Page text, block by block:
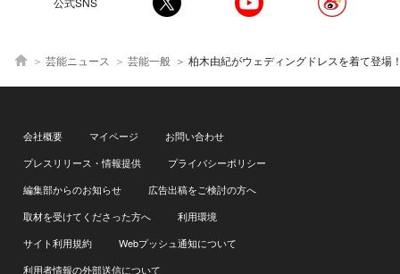
芸能ニュース 芸能一般 柏木由紀がウェディングドレスを着て登場！ 「私はできないな(笑)」と結
会社概要 マイページ
お問い合わせ
プレスリリース・情報提供
プライバシーポリシー
編集部からのお知らせ
広告出稿をご検討の方へ
取材を受けてくださった方へ
利用環境
サイト利用規約
Webプッシュ通知について
利用者情報の外部送信について